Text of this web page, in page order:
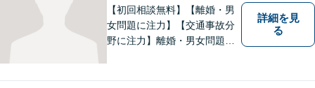
【初回相談無料】【離婚・男
女問題に注力】【交通事故分
野に注力】離婚・男女問題、
詳細を見
る